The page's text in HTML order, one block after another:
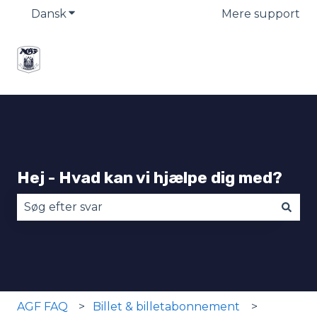
DanskVis undermenu for oversættelserMere support
Hej - Hvad kan vi hjælpe dig med?
AGF FAQ Billet & billetabonnement